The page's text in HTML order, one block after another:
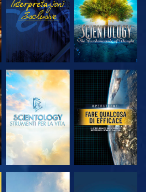
SERIE
ESPLORA LE
SERIE
GUARDA